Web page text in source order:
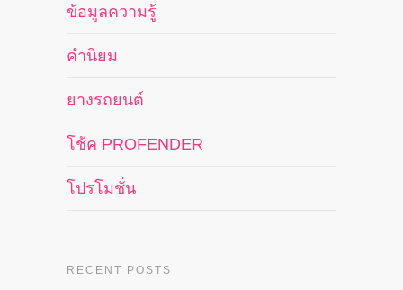
ข้อมูลความรู้
คำนิยม
ยางรถยนต์
โช้ค PROFENDER
โปรโมชั่น
RECENT POSTS